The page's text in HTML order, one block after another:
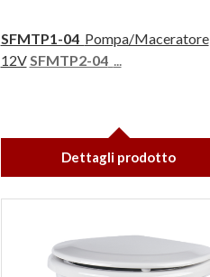
SFMTP1-04 Pompa/Maceratore
12VSFMTP2-04 ...
Dettagli prodotto